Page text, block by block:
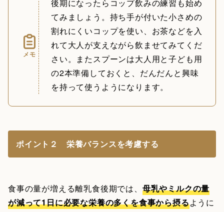
メモ
後期になったらコップ飲みの練習も始め
てみましょう。持ち手が付いた小さめの
割れにくいコップを使い、お茶などを入
れて大人が支えながら飲ませてみてくだ
さい。またスプーンは大人用と子ども用
の2本準備しておくと、だんだんと興味
を持って使うようになります。
ポイント２ 栄養バランスを考慮する
食事の量が増える離乳食後期では、 母乳やミルクの量
が減って1日に必要な栄養の多くを食事から摂るように